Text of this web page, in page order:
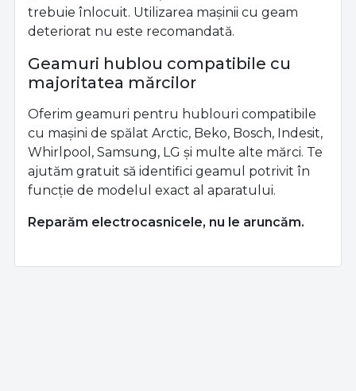
trebuie înlocuit. Utilizarea mașinii cu geam
deteriorat nu este recomandată.
Geamuri hublou compatibile cu
majoritatea mărcilor
Oferim geamuri pentru hublouri compatibile
cu mașini de spălat Arctic, Beko, Bosch, Indesit,
Whirlpool, Samsung, LG și multe alte mărci. Te
ajutăm gratuit să identifici geamul potrivit în
funcție de modelul exact al aparatului.
Reparăm electrocasnicele, nu le aruncăm.